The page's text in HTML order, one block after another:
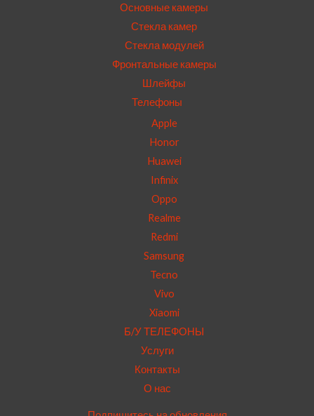
Основные камеры
Стекла камер
Стекла модулей
Фронтальные камеры
Шлейфы
Телефоны
Apple
Honor
Huawei
Infinix
Oppo
Realme
Redmi
Samsung
Tecno
Vivo
Xiaomi
Б/У ТЕЛЕФОНЫ
Услуги
Контакты
О нас